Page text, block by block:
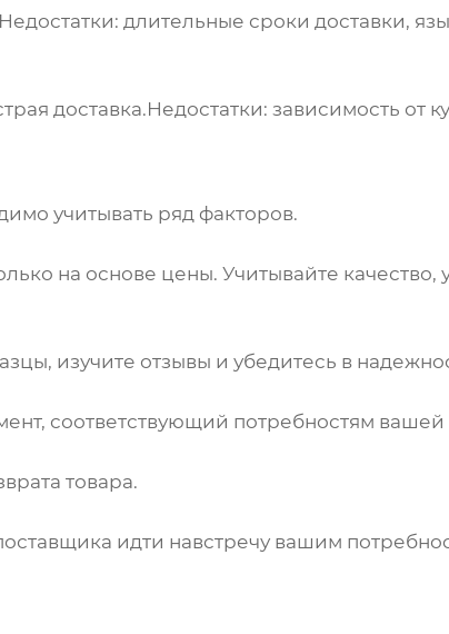
Недостатки: длительные сроки доставки,
доставка.Недостатки: зависимость от
учитывать ряд факторов.
на основе цены. Учитывайте качество,
изучите отзывы и убедитесь в
соответствующий потребностям
товара.
идти навстречу вашим